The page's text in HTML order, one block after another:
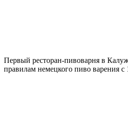
Первый ресторан-пивоварня в
правилам немецкого пиво варения с